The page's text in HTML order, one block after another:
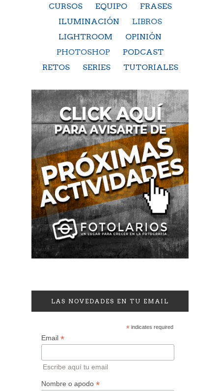
CURSOS
EQUIPO
FRASES
ILUMINACIÓN
LIBROS
LIGHTROOM
OPINIÓN
PHOTOSHOP
PODCAST
RETOS
SERIES TUTORIALES
LAS NOVEDADES EN TU EMAIL
*indicates required
Email *
Escribe aquí tu email
Nombre o apodo *